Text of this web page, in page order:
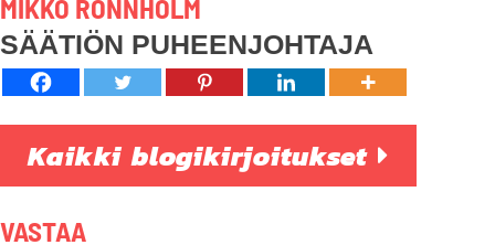
MIKKO RÖNNHOLM
SÄÄTIÖN PUHEENJOHTAJA
Kaikki blogikirjoitukset
VASTAA